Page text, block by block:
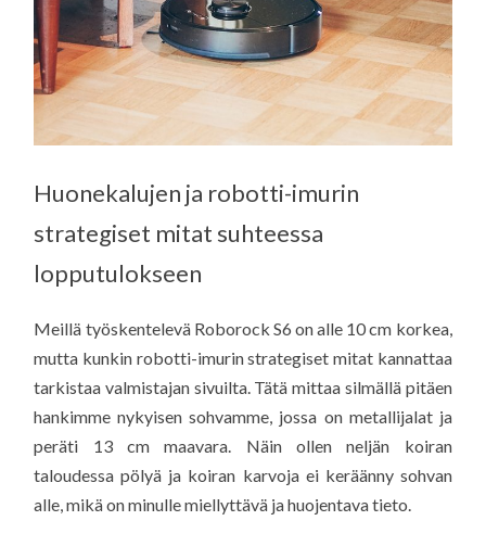
Huonekalujen ja robotti-imurin
strategiset mitat suhteessa
lopputulokseen
Meillä työskentelevä Roborock S6 on alle 10 cm korkea,
mutta kunkin robotti-imurin strategiset mitat kannattaa
tarkistaa valmistajan sivuilta. Tätä mittaa silmällä pitäen
hankimme nykyisen sohvamme, jossa on metallijalat ja
peräti 13 cm maavara. Näin ollen neljän koiran
taloudessa pölyä ja koiran karvoja ei keräänny sohvan
alle, mikä on minulle miellyttävä ja huojentava tieto.